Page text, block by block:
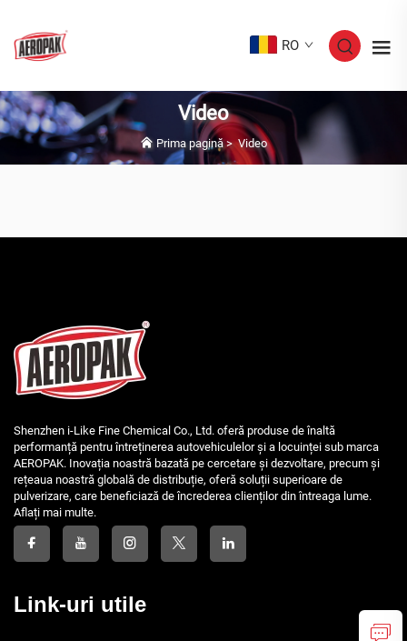
RO
Video
Prima pagină>Video
Shenzhen i-Like Fine Chemical Co., Ltd. oferă produse de înaltă
performanță pentru întreținerea autovehiculelor și a locuinței sub marca
AEROPAK. Inovația noastră bazată pe cercetare și dezvoltare, precum și
rețeaua noastră globală de distribuție, oferă soluții superioare de
pulverizare, care beneficiază de încrederea clienților din întreaga lume.
Aflați mai multe.
Link-uri utile